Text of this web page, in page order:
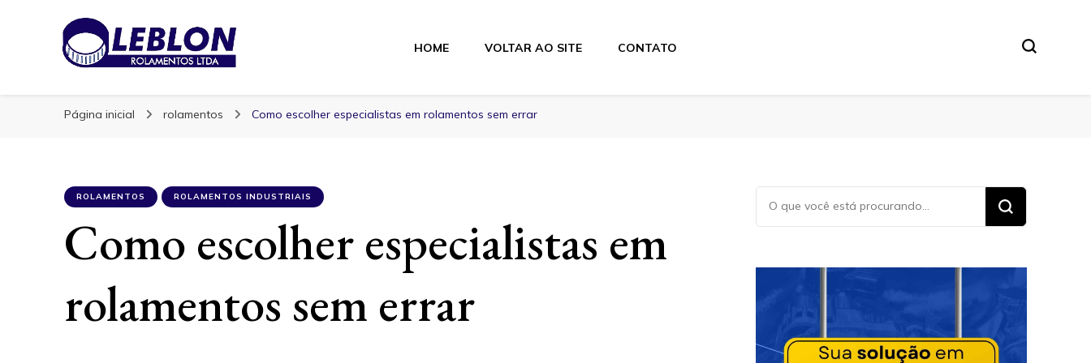
Blog | Leblon Rolamentos
HOME VOLTAR AO SITE CONTATO
Página inicial rolamentos Como escolher especialistas em rolamentos sem errar
ROLAMENTOS ROLAMENTOS INDUSTRIAIS
Como escolher especialistas em
rolamentos sem errar
Procurando
algo?